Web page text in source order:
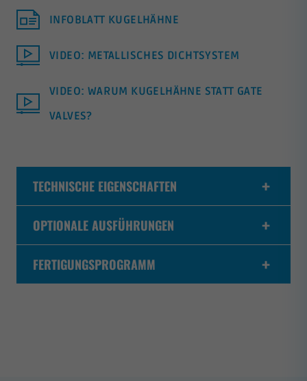
INFOBLATT KUGELHÄHNE
VIDEO: METALLISCHES DICHTSYSTEM
VIDEO: WARUM KUGELHÄHNE STATT GATE
VALVES?
TECHNISCHE EIGENSCHAFTEN
OPTIONALE AUSFÜHRUNGEN
FERTIGUNGSPROGRAMM